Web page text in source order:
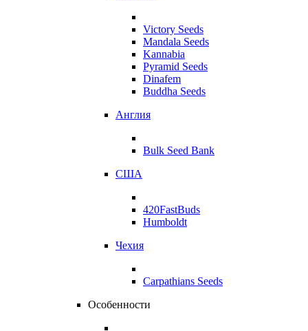
Victory Seeds
Mandala Seeds
Kannabia
Pyramid Seeds
Dinafem
Buddha Seeds
Англия
Bulk Seed Bank
США
420FastBuds
Humboldt
Чехия
Carpathians Seeds
Особенности